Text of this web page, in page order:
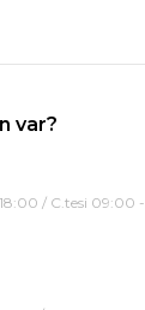
var?
/ C.tesi 09:00 -